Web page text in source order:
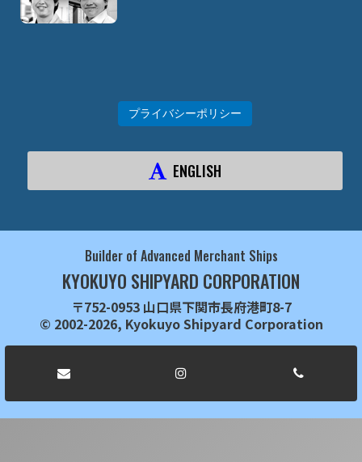
プライバシーポリシー
ENGLISH
Builder of Advanced Merchant Ships
KYOKUYO SHIPYARD CORPORATION
〒752-0953 山口県下関市長府港町8-7
© 2002-2026, Kyokuyo Shipyard Corporation